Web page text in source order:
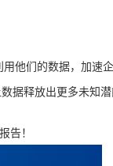
他们的数据，加速
据释放出更多未知潜
告！